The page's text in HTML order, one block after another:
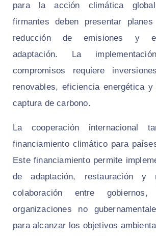
para la acción climática
firmantes deben presentar
reducción de emisiones y
adaptación. La
compromisos requiere
renovables, eficiencia energética
captura de carbono.
La cooperación internacional
financiamiento climático para
Este financiamiento permite
de adaptación, restauración y
colaboración entre
organizaciones no
para alcanzar los objetivos